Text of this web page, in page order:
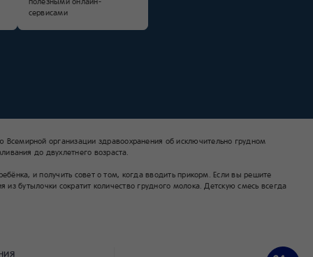
сервисами
организации здравоохранения об исключительно грудном
до двухлетнего возраста.
и получить совет о том, когда вводить прикорм. Если вы решите
бутылочки сократит количество грудного молока. Детскую смесь всегда